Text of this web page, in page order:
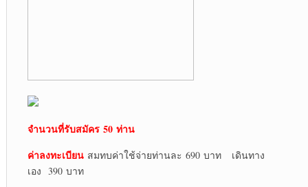
จำนวนที่รับสมัคร50 ท่าน
ค่าลงทะเบียน สมทบค่าใช้จ่ายท่านละ 690 บาท เดินทาง
เอง 390 บาท